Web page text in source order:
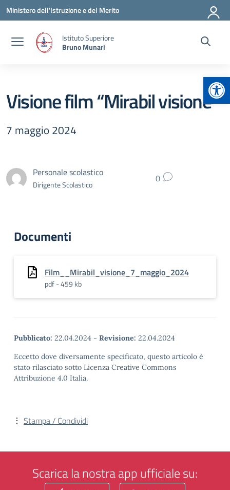
Vai ai contenuti
Vai al menu di navigazione
Vai al footer
Ministero dell'Istruzione e del Merito
Istituto Superiore
Bruno Munari
Visione film “Mirabil visione”
7 maggio 2024
Personale scolastico
Dirigente Scolastico 0
Documenti
Film__Mirabil_visione_7_maggio_2024
pdf - 459 kb
Pubblicato: 22.04.2024 - Revisione: 22.04.2024
Eccetto dove diversamente specificato, questo articolo è
stato rilasciato sotto Licenza Creative Commons
Attribuzione 4.0 Italia.
Stampa / Condividi
Scarica la nostra app ufficiale su: